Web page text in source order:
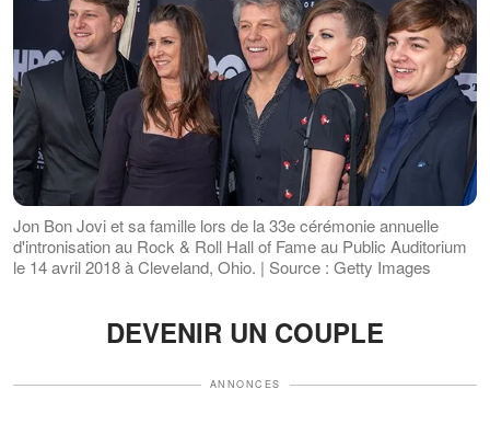
Jon Bon Jovi et sa famille lors de la 33e cérémonie annuelle
d'intronisation au Rock & Roll Hall of Fame au Public Auditorium
le 14 avril 2018 à Cleveland, Ohio. | Source : Getty Images
DEVENIR UN COUPLE
ANNONCES